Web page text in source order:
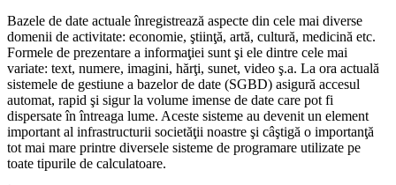
Bazele de date actuale înregistrează aspecte din cele mai diverse
domenii de activitate: economie, ştiinţă, artă, cultură, medicină etc.
Formele de prezentare a informaţiei sunt şi ele dintre cele mai
variate: text, numere, imagini, hărţi, sunet, video ş.a. La ora actuală
sistemele de gestiune a bazelor de date (SGBD) asigură accesul
automat, rapid şi sigur la volume imense de date care pot fi
dispersate în întreaga lume. Aceste sisteme au devenit un element
important al infrastructurii societăţii noastre şi câştigă o importanţă
tot mai mare printre diversele sisteme de programare utilizate pe
toate tipurile de calculatoare.